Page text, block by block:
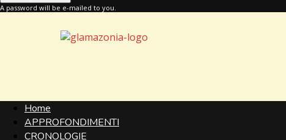
A password will be e-mailed to you.
Glamazonia,
Home
APPROFONDIMENTI
CRONOLOGIE